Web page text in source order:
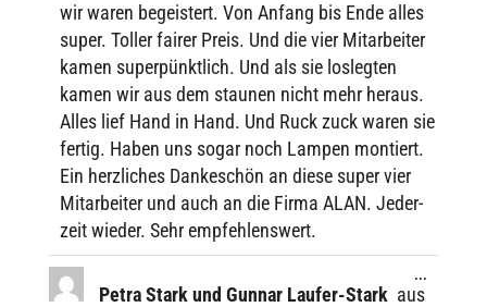
wir waren begeis­tert. Von Anfang bis Ende alles
super. Toller fairer Preis. Und die vier Mitar­bei­ter
kamen super­pünkt­lich. Und als sie losleg­ten
kamen wir aus dem stau­nen nicht mehr heraus.
Alles lief Hand in Hand. Und Ruck zuck waren sie
fertig. Haben uns sogar noch Lampen montiert.
Ein herz­li­ches Danke­schön an diese super vier
Mitar­bei­ter und auch an die Firma ALAN. Jeder­
zeit wieder. Sehr empfehlenswert.
Petra Stark und Gunnar Laufer-Stark aus
...